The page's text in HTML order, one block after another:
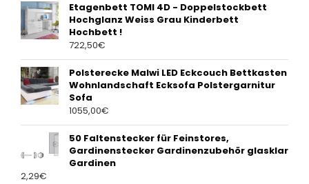
Etagenbett TOMI 4D - Doppelstockbett
Hochglanz Weiss Grau Kinderbett
Hochbett !
722,50€
Polsterecke Malwi LED Eckcouch Bettkasten
Wohnlandschaft Ecksofa Polstergarnitur
Sofa
1055,00€
50 Faltenstecker für Feinstores,
Gardinenstecker Gardinenzubehör glasklar
Gardinen
2,29€